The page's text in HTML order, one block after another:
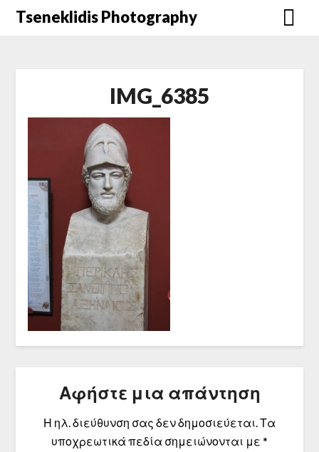
Μετάβαση
Tseneklidis Photography
IMG_6385
Αφήστε μια απάντηση
Η ηλ. διεύθυνση σας δεν δημοσιεύεται.Τα
υποχρεωτικά πεδία σημειώνονται με *